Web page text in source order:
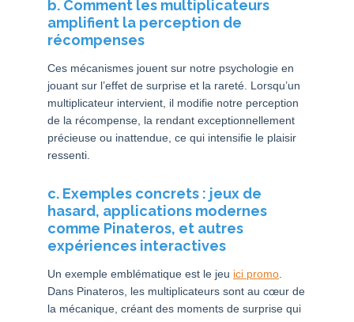
b. Comment les multiplicateurs
amplifient la perception de
récompenses
Ces mécanismes jouent sur notre psychologie en
jouant sur l’effet de surprise et la rareté. Lorsqu’un
multiplicateur intervient, il modifie notre perception
de la récompense, la rendant exceptionnellement
précieuse ou inattendue, ce qui intensifie le plaisir
ressenti.
c. Exemples concrets : jeux de
hasard, applications modernes
comme Pinateros, et autres
expériences interactives
Un exemple emblématique est le jeu ici promo
Dans Pinateros, les multiplicateurs sont au cœur de
la mécanique, créant des moments de surprise qui